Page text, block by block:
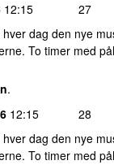
12:15
27
dag den nye
To timer med
.
12:15
28
dag den nye
To timer med